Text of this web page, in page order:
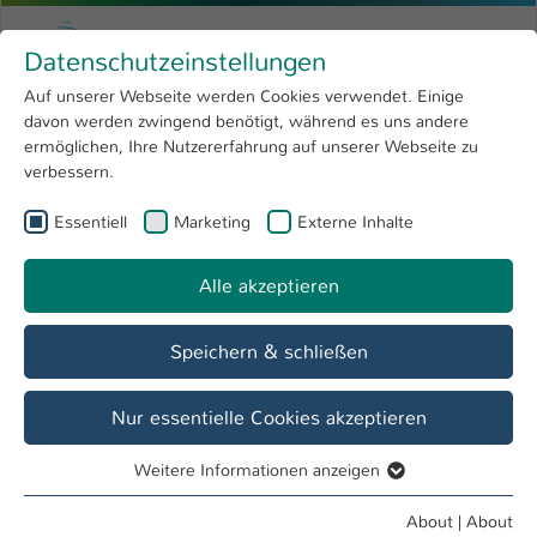
Menu
Research 4
Open submenu
University
International
Skip to main content
University of Applied Sciences
You are here: Internationales Studienkolleg
Internationales Studienkolleg
Course offer Application
Online application
Application documents
Datenschutzeinstellungen
Auf unserer Webseite werden Cookies verwendet. Einige
davon werden zwingend benötigt, während es uns andere
ermöglichen, Ihre Nutzererfahrung auf unserer Webseite zu
verbessern.
Essentiell Marketing Externe Inhalte
Alle akzeptieren
Speichern & schließen
Nur essentielle Cookies akzeptieren
Essentielle Cookies werden für grundlegende Funktionen
Weitere Informationen anzeigen
About | About